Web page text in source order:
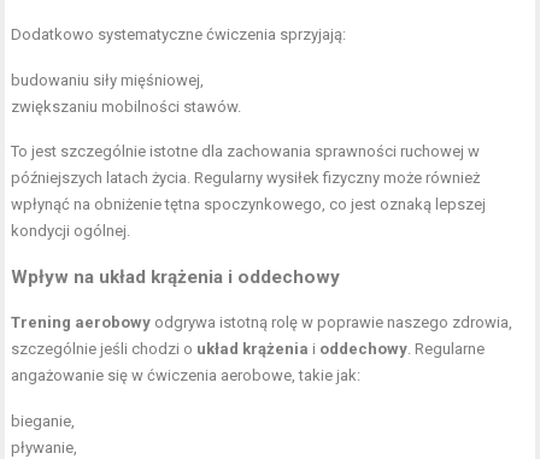
Dodatkowo systematyczne ćwiczenia sprzyjają:
budowaniu siły mięśniowej,
zwiększaniu mobilności stawów.
To jest szczególnie istotne dla zachowania sprawności ruchowej w
późniejszych latach życia. Regularny wysiłek fizyczny może również
wpłynąć na obniżenie tętna spoczynkowego, co jest oznaką lepszej
kondycji ogólnej.
Wpływ na układ krążenia i oddechowy
Trening aerobowy odgrywa istotną rolę w poprawie naszego zdrowia,
szczególnie jeśli chodzi o układ krążenia i oddechowy. Regularne
angażowanie się w ćwiczenia aerobowe, takie jak:
bieganie,
pływanie,